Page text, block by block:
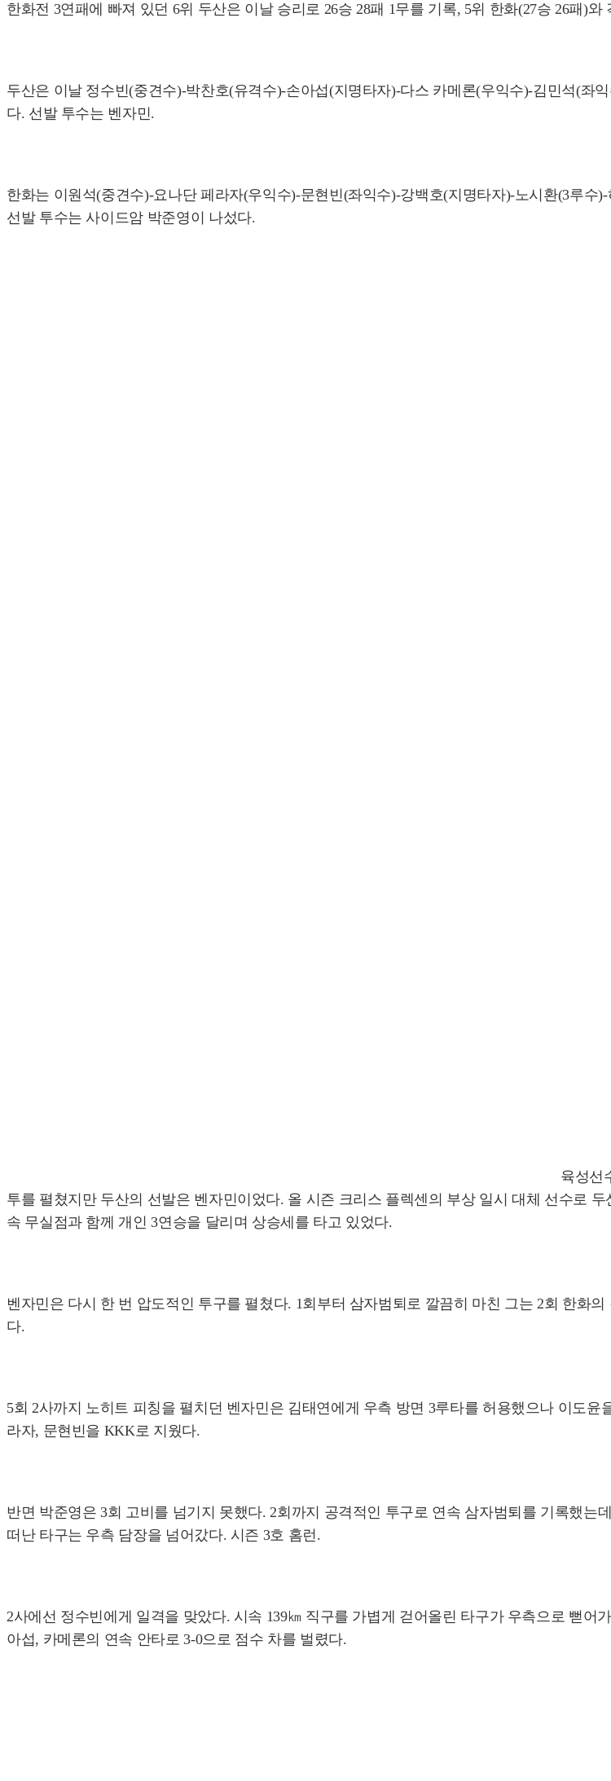
한화전 3연패에 빠져 있던 6위 두산은 이날 승리로 26승 28패 1무를 기록, 5위 한화(27승 26패)
두산은 이날 정수빈(중견수)-박찬호(유격수)-손아섭(지명타자)-다스 카메론(우익수)-김민석(좌
다. 선발 투수는 벤자민.
한화는 이원석(중견수)-요나단 페라자(우익수)-문현빈(좌익수)-강백호(지명타자)-노시환(3루
선발 투수는 사이드암 박준영이 나섰다.
육성선
투를 펼쳤지만 두산의 선발은 벤자민이었다. 올 시즌 크리스 플렉센의 부상 일시 대체 선수로
속 무실점과 함께 개인 3연승을 달리며 상승세를 타고 있었다.
벤자민은 다시 한 번 압도적인 투구를 펼쳤다. 1회부터 삼자범퇴로 깔끔히 마친 그는 2회 한화
다.
5회 2사까지 노히트 피칭을 펼치던 벤자민은 김태연에게 우측 방면 3루타를 허용했으나 이도
라자, 문현빈을 KKK로 지웠다.
반면 박준영은 3회 고비를 넘기지 못했다. 2회까지 공격적인 투구로 연속 삼자범퇴를 기록했는
떠난 타구는 우측 담장을 넘어갔다. 시즌 3호 홈런.
2사에선 정수빈에게 일격을 맞았다. 시속 139㎞ 직구를 가볍게 걷어올린 타구가 우측으로 뻗
아섭, 카메론의 연속 안타로 3-0으로 점수 차를 벌렸다.